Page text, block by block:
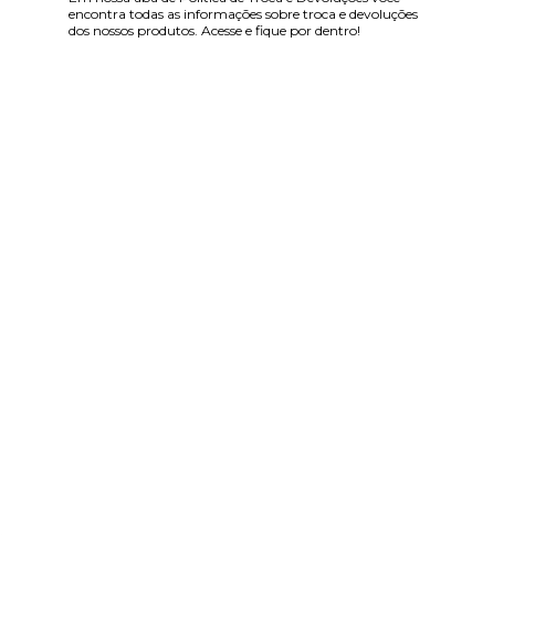
encontra todas as informações sobre troca e devoluções
dos nossos produtos. Acesse e fique por dentro!